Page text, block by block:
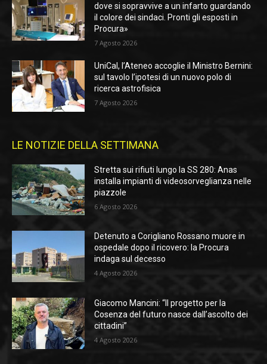
dove si sopravvive a un infarto guardando
il colore dei sindaci. Pronti gli esposti in
Procura»
7 Agosto 2026
UniCal, l’Ateneo accoglie il Ministro Bernini:
sul tavolo l’ipotesi di un nuovo polo di
ricerca astrofisica
7 Agosto 2026
LE NOTIZIE DELLA SETTIMANA
Stretta sui rifiuti lungo la SS 280: Anas
installa impianti di videosorveglianza nelle
piazzole
6 Agosto 2026
Detenuto a Corigliano Rossano muore in
ospedale dopo il ricovero: la Procura
indaga sul decesso
4 Agosto 2026
Giacomo Mancini: “Il progetto per la
Cosenza del futuro nasce dall’ascolto dei
cittadini”
4 Agosto 2026